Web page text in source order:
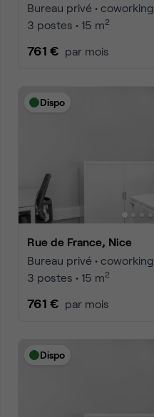
Bureau privé • coworking
3 postes • 15 m2
761 € par mois
Dispo
Rue de France, Nice
Bureau privé • coworking
3 postes • 15 m2
761 € par mois
Dispo